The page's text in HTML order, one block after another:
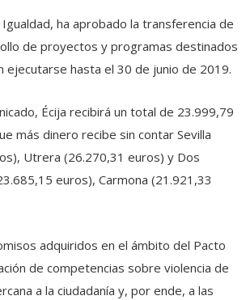
ha aprobado la transferencia de
de proyectos y programas destinados
ejecutarse hasta el 30 de junio de 2019.
Écija recibirá un total de 23.999,79
más dinero recibe sin contar Sevilla
Utrera (26.270,31 euros) y Dos
euros), Carmona (21.921,33
adquiridos en el ámbito del Pacto
de competencias sobre violencia de
a la ciudadanía y, por ende, a las